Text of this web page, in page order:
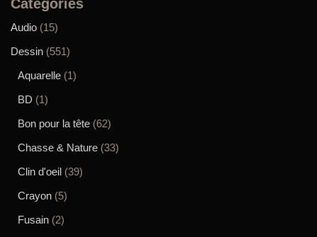
Catégories
Audio (15)
Dessin (551)
Aquarelle (1)
BD (1)
Bon pour la tête (62)
Chasse & Nature (33)
Clin d'oeil (39)
Crayon (5)
Fusain (2)